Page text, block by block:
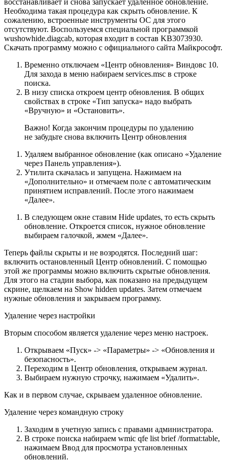
восстанавливает и снова запускает удаленное обновление.
Необходима такая процедура как скрыть обновление. К
сожалению, встроенные инструменты ОС для этого
отсутствуют. Воспользуемся специальной программкой
wushowhide.diagcab, которая входит в состав KB3073930.
Скачать программу можно с официального сайта Майкрософт.
Временно отключаем «Центр обновления» Виндовс 10.
Для захода в меню набираем services.msc в строке
поиска.
В низу списка откроем центр обновления. В общих
свойствах в строке «Тип запуска» надо выбрать
«Вручную» и «Остановить».
Важно! Когда закончим процедуры по удалению
не забудьте снова включить Центр обновления
Удаляем выбранное обновление (как описано «Удаление
через Панель управления»).
Утилита скачалась и запущена. Нажимаем на
«Дополнительно» и отмечаем поле с автоматическим
принятием исправлений. После этого нажимаем
«Далее».
В следующем окне ставим Hide updates, то есть скрыть
обновление. Откроется список, нужное обновление
выбираем галочкой, жмем «Далее».
Теперь файлы скрыты и не возродятся. Последний шаг:
включить остановленный Центр обновлений. С помощью
этой же программы можно включить скрытые обновления.
Для этого на стадии выбора, как показано на предыдущем
скрине, щелкаем на Show hidden updates. Затем отмечаем
нужные обновления и закрываем программу.
Удаление через настройки
Вторым способом является удаление через меню настроек.
Открываем «Пуск» -> «Параметры» -> «Обновления и
безопасность».
Переходим в Центр обновления, открываем журнал.
Выбираем нужную строчку, нажимаем «Удалить».
Как и в первом случае, скрываем удаленное обновление.
Удаление через командную строку
Заходим в учетную запись с правами администратора.
В строке поиска набираем wmic qfe list brief /format:table,
нажимаем Ввод для просмотра установленных
обновлений.